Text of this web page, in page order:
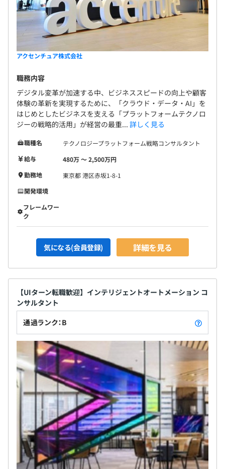
アクセンチュア株式会社
職務内容
デジタル変革が加速する中、ビジネススピードの向上や顧客
体験の革新を実現するために、「クラウド・データ・AI」を
はじめとしたビジネスを支える「プラットフォームテクノロ
ジーの戦略的活用」が経営の最重... 詳しく見る
職種名
テクノロジープラットフォーム戦略コンサルタント
給与
480万 〜 2,500万円
勤務地
東京都 港区赤坂1-8-1
開発環境
フレームワー
ク
気になる(会員登録) 詳細を見る
【UIターン転職歓迎】インテリジェントオートメーション コ
ンサルタント
通過ランク：B